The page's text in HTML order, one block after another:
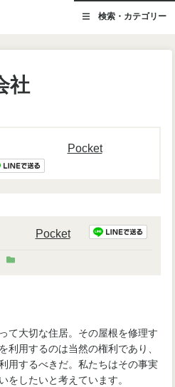
検索・カテゴリー
社
Pocket
Pocket
て大切な住居。その屋根を修理す
利用するのは当然の権利であり、
用するべきだ。私たちはその事実
をしたいと考えています。